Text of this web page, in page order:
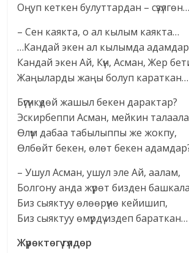
Оңуп кеткен булуттардан – сүзүлгөн…
– Сен каякта, о ал кылым каякта…
…Кандай экен ал кылымда
Кандай экен Ай, Күн, Асман, Жер
Жаңыларды жаңы болуп караткан…
Бүгүнкүдөй жашыл бекен дарактар?
Эскирбеппи Асман, мейкин
Өлүм дабаа табылыппы же жокпу,
Өлбөйт бекен, өлөт бекен
– Ушул Асман, ушул эле Ай, аалам,
Болгону анда жүрөт бизден
Биз сыяктуу өлөөрүнө кейишип,
Биз сыяктуу өмүрдү издеп бараткан…
Жүрөктөгү гүлдөр